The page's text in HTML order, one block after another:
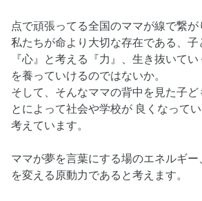
点で頑張ってる全国のママが線で繋
私たちが命より大切な存在である、子
『心』と考える『力』、生き抜いてい
を養っていけるのではないか。
そして、そんなママの背中を見た子ど
とによって社会や学校が 良くなって
考えています。
ママが夢を言葉にする場のエネルギ
を変える原動力であると考えます。